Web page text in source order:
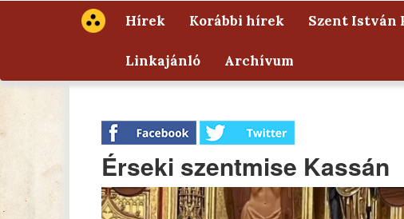
Hírek Korábbi hírek Szent István
Linkajánló Archívum
Érseki szentmise Kassán